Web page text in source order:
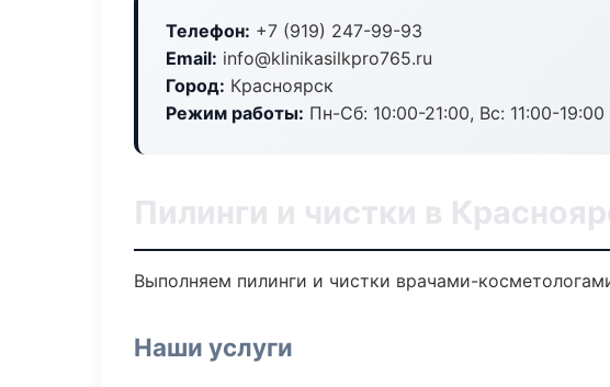
Телефон: +7 (919) 247-99-93
Email: info@klinikasilkpro765.ru
Город: Красноярск
Режим работы: Пн-Сб: 10:00-21:00, Вс: 11:00-19:00
Пилинги и чистки в
Выполняем пилинги и чистки врачами-
Наши услуги